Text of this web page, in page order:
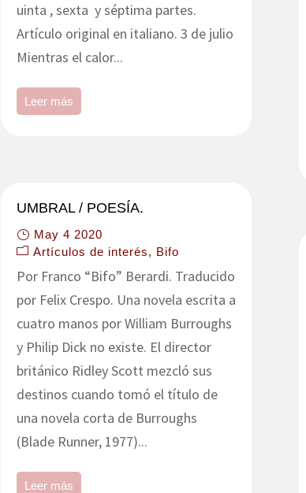
uinta , sexta y séptima partes.
Artículo original en italiano. 3 de julio
Mientras el calor...
Leer más
UMBRAL / POESÍA.
May 4 2020
Artículos de interés
Bifo
Por Franco “Bifo” Berardi. Traducido
por Felix Crespo. Una novela escrita a
cuatro manos por William Burroughs
y Philip Dick no existe. El director
británico Ridley Scott mezcló sus
destinos cuando tomó el título de
una novela corta de Burroughs
(Blade Runner, 1977)...
Leer más